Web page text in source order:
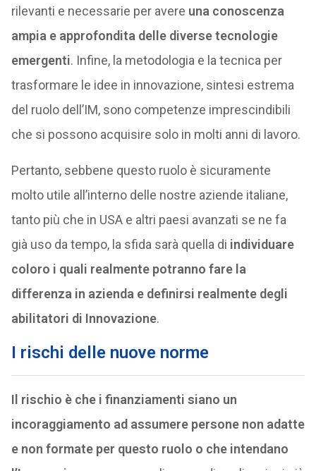
rilevanti e necessarie per avere una conoscenza
ampia e approfondita delle diverse tecnologie
emergenti. Infine, la metodologia e la tecnica per
trasformare le idee in innovazione, sintesi estrema
del ruolo dell’IM, sono competenze imprescindibili
che si possono acquisire solo in molti anni di lavoro.
Pertanto, sebbene questo ruolo è sicuramente
molto utile all’interno delle nostre aziende italiane,
tanto più che in USA e altri paesi avanzati se ne fa
già uso da tempo, la sfida sarà quella di individuare
coloro i quali realmente potranno fare la
differenza in azienda e definirsi realmente degli
abilitatori di Innovazione.
I rischi delle nuove norme
Il rischio è che i finanziamenti siano un
incoraggiamento ad assumere persone non adatte
e non formate per questo ruolo o che intendano